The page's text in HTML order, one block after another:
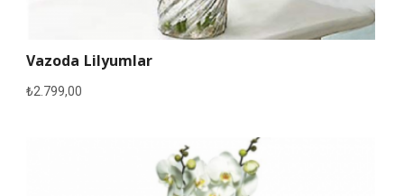
Vazoda Lilyumlar
₺2.799,00